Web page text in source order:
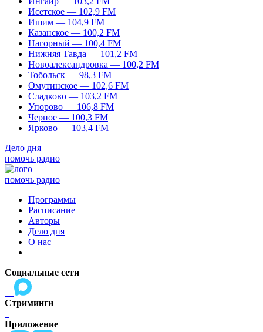
Исетское — 102,9 FM
Ишим — 104,9 FM
Казанское — 100,2 FM
Нагорный — 100,4 FM
Нижняя Тавда — 101,2 FM
Новоалександровка — 100,2 FM
Тобольск — 98,3 FM
Омутинское — 102,6 FM
Сладково — 103,2 FM
Упорово — 106,8 FM
Черное — 100,3 FM
Ярково — 103,4 FM
Дело дня
помочь радио
помочь радио
Программы
Расписание
Авторы
Дело дня
О нас
Социальные сети
Стриминги
Приложение